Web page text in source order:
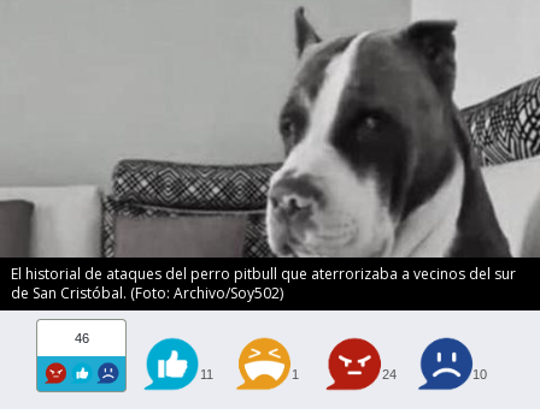
El historial de ataques del perro pitbull que aterrorizaba a vecinos del sur
de San Cristóbal. (Foto: Archivo/Soy502)
46
11 1 24 10